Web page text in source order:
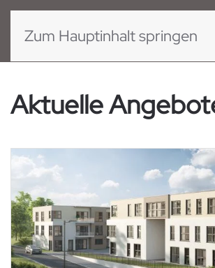
Zum Hauptinhalt springen
Aktuelle